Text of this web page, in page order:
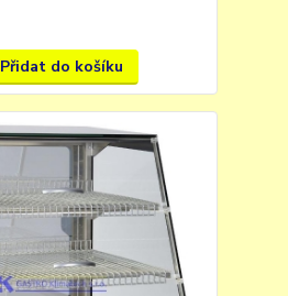
Přidat do košíku